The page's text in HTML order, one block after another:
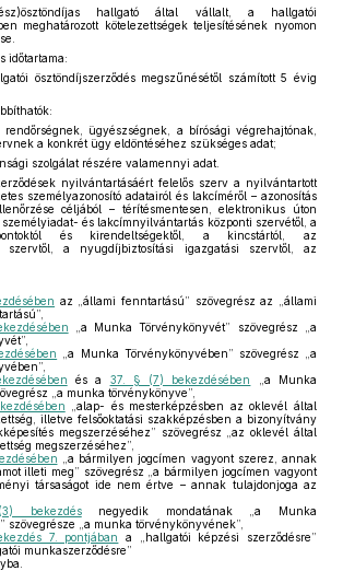
hallgató által vállalt, a hallgatói
meghatározott kötelezettségek teljesítésének nyomon
időtartama:
ösztöndíjszerződés megszűnésétől számított 5 évig
rendőrségnek, ügyészségnek, a bírósági végrehajtónak,
a konkrét ügy eldöntéséhez szükséges adat;
szolgálat részére valamennyi adat.
nyilvántartásáért felelős szerv a nyilvántartott
személyazonosító adatairól és lakcíméről – azonosítás
céljából – térítésmentesen, elektronikus úton
és lakcímnyilvántartás központi szervétől, a
és kirendeltségektől, a kincstártól, az
szervtől, a nyugdíjbiztosítási igazgatási szervtől, az
az „állami fenntartású” szövegrész az „állami
„a Munka Törvénykönyvét” szövegrész „a
„a Munka Törvénykönyvében” szövegrész „a
és a 37. § (7) bekezdésében
„a Munka
„a munka törvénykönyve”,
„alap- és mesterképzésben az oklevél által
illetve felsőoktatási szakképzésben a bizonyítvány
megszerzéséhez” szövegrész „az oklevél által
megszerzéséhez”,
„a bármilyen jogcímen vagyont szerez, annak
illeti meg” szövegrész „a bármilyen jogcímen vagyont
társaságot ide nem értve – annak tulajdonjoga az
bekezdésnegyedik mondatának „a Munka
szövegrésze „a munka törvénykönyvének”,
7. pontjában
a „hallgatói képzési szerződésre”
munkaszerződésre”